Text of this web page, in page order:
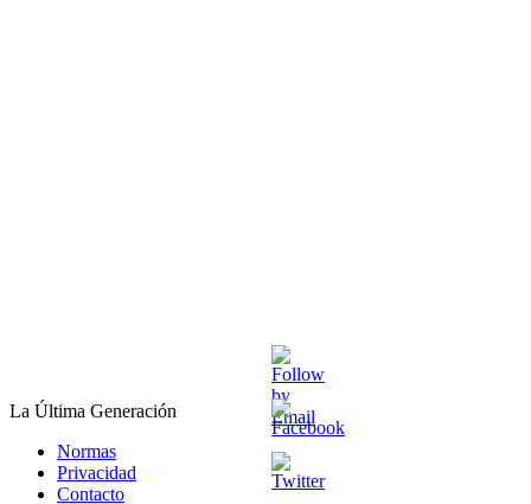
La Última Generación
Normas
Privacidad
Contacto